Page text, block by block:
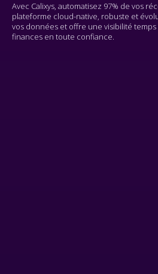
Avec Calixys, automatisez 97% de vos
plateforme cloud-native, robuste et
vos données et offre une visibilité
finances en toute confiance.